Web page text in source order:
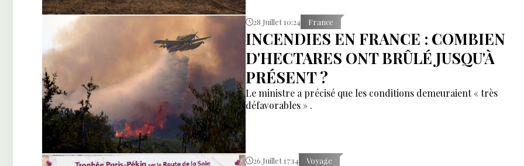
28 Juillet 10:24 France
INCENDIES EN FRANCE : COMBIEN
D'HECTARES ONT BRÛLÉ JUSQU'À
PRÉSENT ?
Le ministre a précisé que les conditions demeuraient « très
défavorables » .
26 Juillet 17:14 Voyage